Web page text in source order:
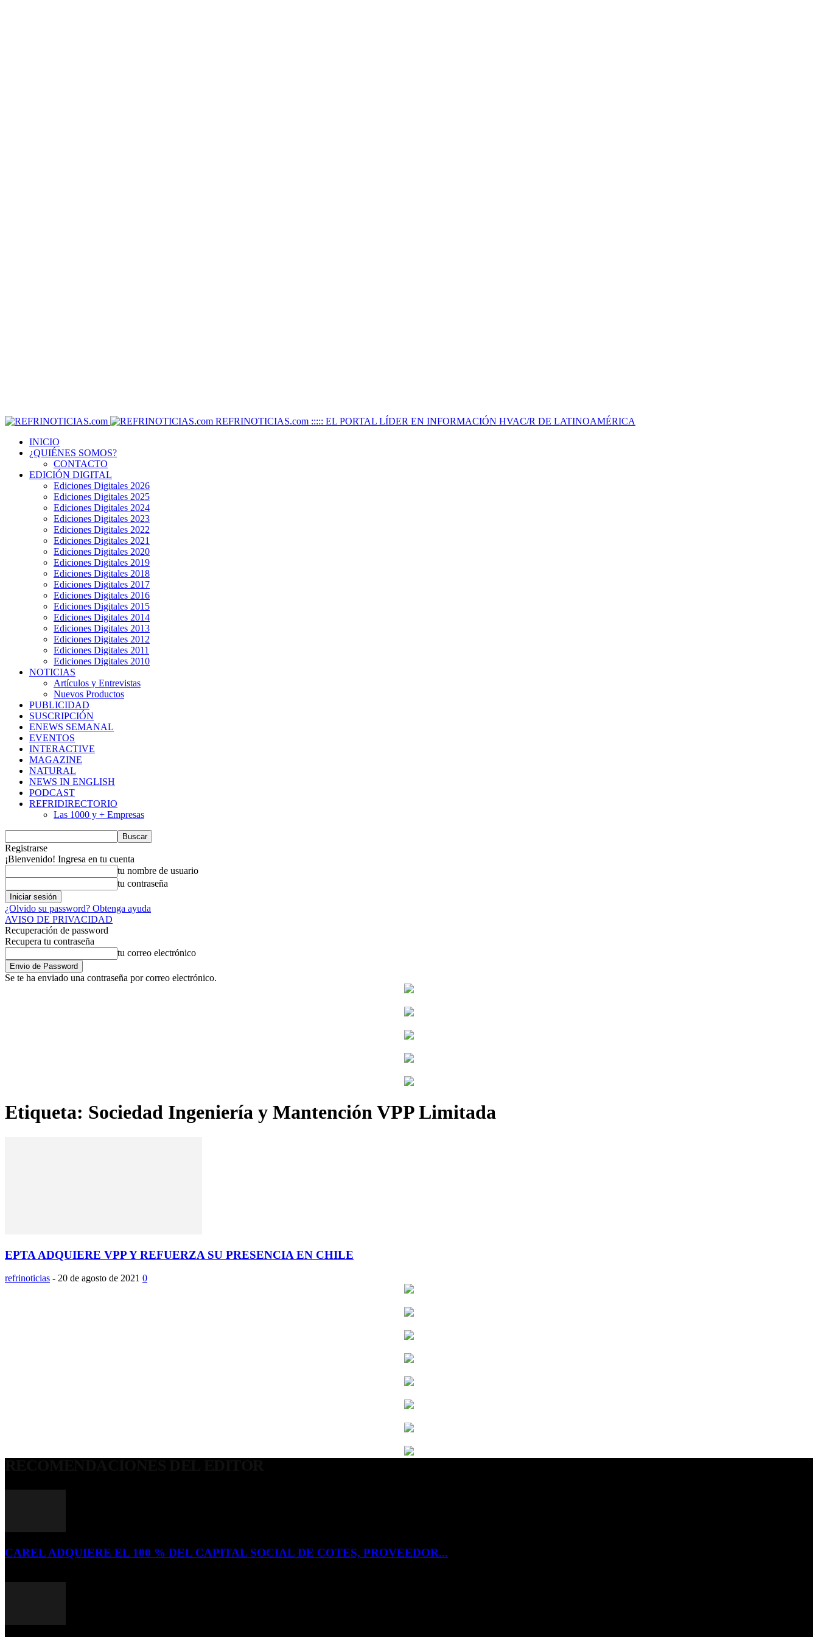
REFRINOTICIAS.com ::::: EL PORTAL LÍDER EN INFORMACIÓN HVAC/R DE LATINOAMÉRICA
INICIO
¿QUIÉNES SOMOS?
CONTACTO
EDICIÓN DIGITAL
Ediciones Digitales 2026
Ediciones Digitales 2025
Ediciones Digitales 2024
Ediciones Digitales 2023
Ediciones Digitales 2022
Ediciones Digitales 2021
Ediciones Digitales 2020
Ediciones Digitales 2019
Ediciones Digitales 2018
Ediciones Digitales 2017
Ediciones Digitales 2016
Ediciones Digitales 2015
Ediciones Digitales 2014
Ediciones Digitales 2013
Ediciones Digitales 2012
Ediciones Digitales 2011
Ediciones Digitales 2010
NOTICIAS
Artículos y Entrevistas
Nuevos Productos
PUBLICIDAD
SUSCRIPCIÓN
ENEWS SEMANAL
EVENTOS
INTERACTIVE
MAGAZINE
NATURAL
NEWS IN ENGLISH
PODCAST
REFRIDIRECTORIO
Las 1000 y + Empresas
Registrarse
¡Bienvenido! Ingresa en tu cuenta
tu nombre de usuario
tu contraseña
¿Olvido su password? Obtenga ayuda
AVISO DE PRIVACIDAD
Recuperación de password
Recupera tu contraseña
tu correo electrónico
Se te ha enviado una contraseña por correo electrónico.
Etiqueta: Sociedad Ingeniería y Mantención VPP Limitada
EPTA ADQUIERE VPP Y REFUERZA SU PRESENCIA EN CHILE
refrinoticias - 20 de agosto de 2021 0
CAREL ADQUIERE EL 100 % DEL CAPITAL SOCIAL DE COTES, PROVEEDOR...